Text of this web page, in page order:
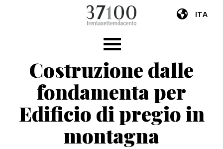
ITA
Costruzione dalle
fondamenta per
Edificio di pregio in
montagna